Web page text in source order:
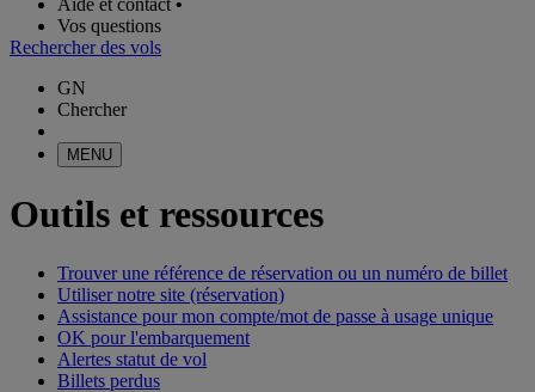
Aide et contact •
Vos questions
Rechercher des vols
GN
Chercher
MENU
Outils et ressources
Trouver une référence de réservation ou un numéro de billet
Utiliser notre site (réservation)
Assistance pour mon compte/mot de passe à usage unique
OK pour l'embarquement
Alertes statut de vol
Billets perdus